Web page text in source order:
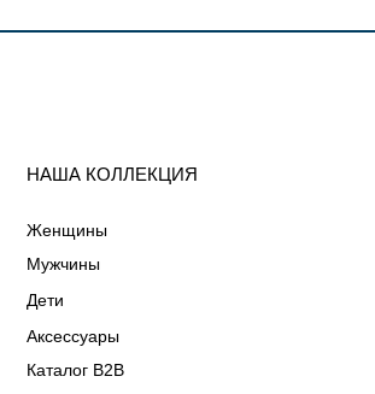
Женщины
НАША КОЛЛЕКЦИЯ
Мужчины
Дети
Аксессуары
Каталог B2B